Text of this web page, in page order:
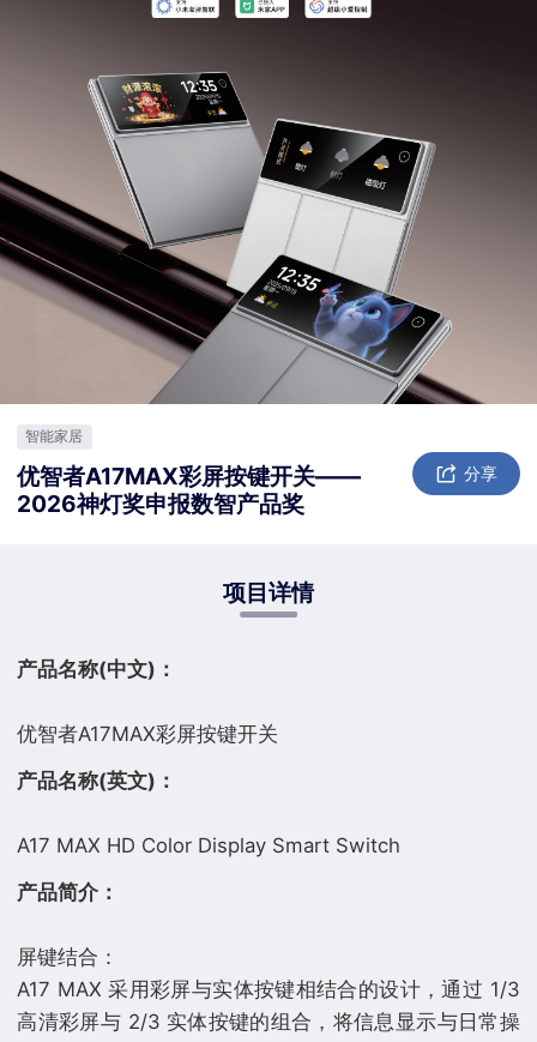
智能家居
优智者A17MAX彩屏按键开关——
2026神灯奖申报数智产品奖
分享
项目详情
产品名称(中文)：
产品名称(英文)：
产品简介：
屏键结合：
A17 MAX 采用彩屏与实体按键相结合的设计，通过 1/3
高清彩屏与 2/3 实体按键的组合，将信息显示与日常操